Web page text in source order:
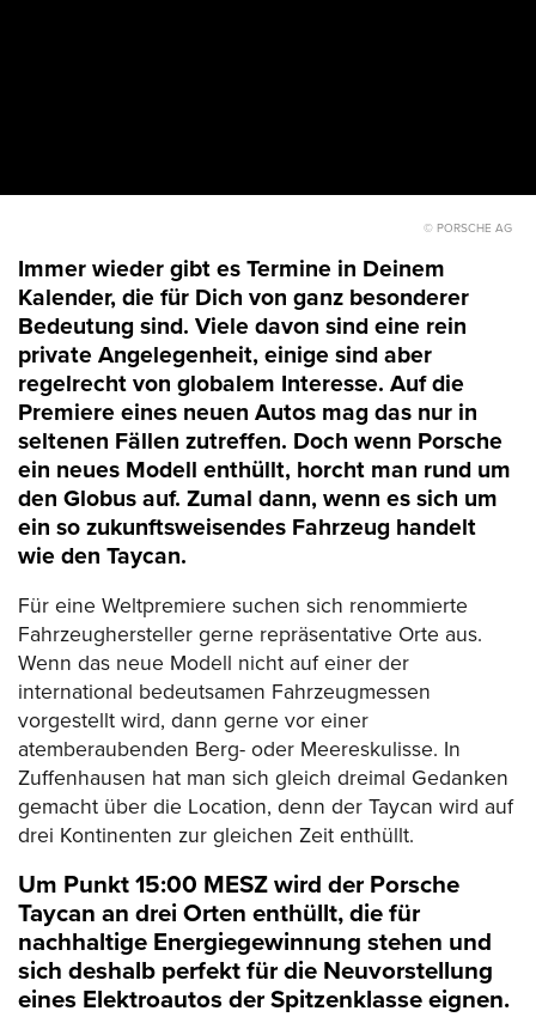
© PORSCHE AG
Immer wieder gibt es Termine in Deinem
Kalender, die für Dich von ganz besonderer
Bedeutung sind. Viele davon sind eine rein
private Angelegenheit, einige sind aber
regelrecht von globalem Interesse. Auf die
Premiere eines neuen Autos mag das nur in
seltenen Fällen zutreffen. Doch wenn Porsche
ein neues Modell enthüllt, horcht man rund um
den Globus auf. Zumal dann, wenn es sich um
ein so zukunftsweisendes Fahrzeug handelt
wie den Taycan.
Für eine Weltpremiere suchen sich renommierte
Fahrzeughersteller gerne repräsentative Orte aus.
Wenn das neue Modell nicht auf einer der
international bedeutsamen Fahrzeugmessen
vorgestellt wird, dann gerne vor einer
atemberaubenden Berg- oder Meereskulisse. In
Zuffenhausen hat man sich gleich dreimal Gedanken
gemacht über die Location, denn der Taycan wird auf
drei Kontinenten zur gleichen Zeit enthüllt.
Um Punkt 15:00 MESZ wird der Porsche
Taycan an drei Orten enthüllt, die für
nachhaltige Energiegewinnung stehen und
sich deshalb perfekt für die Neuvorstellung
eines Elektroautos der Spitzenklasse eignen.